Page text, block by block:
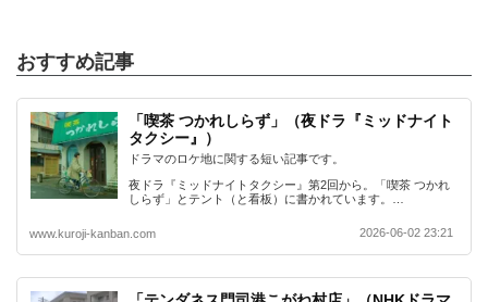
おすすめ記事
「喫茶 つかれしらず」（夜ドラ『ミッドナイト
タクシー』）
ドラマのロケ地に関する短い記事です。
夜ドラ『ミッドナイトタクシー』第2回から。「喫茶 つかれ
しらず」とテント（と看板）に書かれています。…
www.kuroji-kanban.com 2026-06-02 23:21